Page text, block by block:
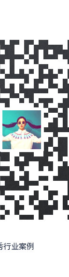
行业案例